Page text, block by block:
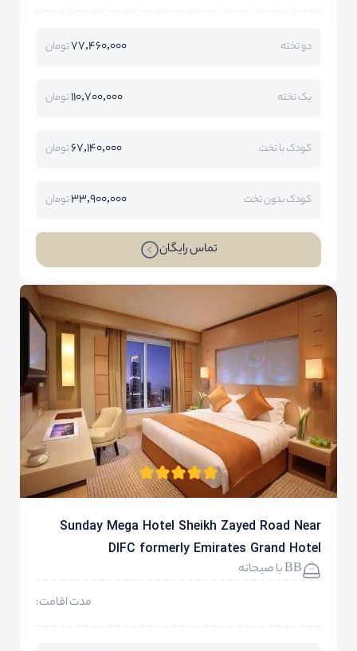
دو تخته 77,460,000تومان
یک تخته 110,700,000تومان
کودک با تخت 67,140,000تومان
کودک بدون تخت 33,900,000تومان
تماس رایگان
Sunday Mega Hotel Sheikh Zayed Road Near
DIFC formerly Emirates Grand Hotel
BB با صبحانه
مدت اقامت: